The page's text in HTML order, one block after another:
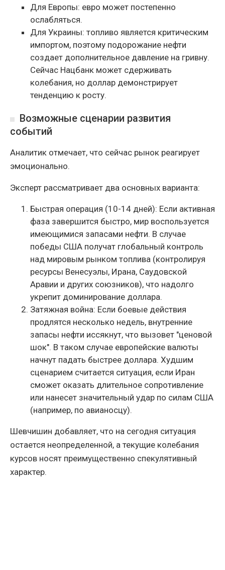
Для Европы: евро может постепенно
ослабляться.
Для Украины: топливо является критическим
импортом, поэтому подорожание нефти
создает дополнительное давление на гривну.
Сейчас Нацбанк может сдерживать
колебания, но доллар демонстрирует
тенденцию к росту.
Возможные сценарии развития
событий
Аналитик отмечает, что сейчас рынок реагирует
эмоционально.
Эксперт рассматривает два основных варианта:
Быстрая операция (10-14 дней): Если активная
фаза завершится быстро, мир воспользуется
имеющимися запасами нефти. В случае
победы США получат глобальный контроль
над мировым рынком топлива (контролируя
ресурсы Венесуэлы, Ирана, Саудовской
Аравии и других союзников), что надолго
укрепит доминирование доллара.
Затяжная война: Если боевые действия
продлятся несколько недель, внутренние
запасы нефти иссякнут, что вызовет "ценовой
шок". В таком случае европейские валюты
начнут падать быстрее доллара. Худшим
сценарием считается ситуация, если Иран
сможет оказать длительное сопротивление
или нанесет значительный удар по силам США
(например, по авианосцу).
Шевчишин добавляет, что на сегодня ситуация
остается неопределенной, а текущие колебания
курсов носят преимущественно спекулятивный
характер.